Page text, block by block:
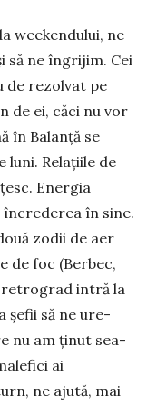
week­endului, ne
să ne îngrijim. Cei
de rezolvat pe
de ei, căci nu vor
în Balanță se
luni. Relațiile de
Energia
încrederea în sine.
zodii de aer
de foc (Berbec,
retrograd intră la
șefii să ne ure­
nu am ținut sea­
ai
ne ajută, mai